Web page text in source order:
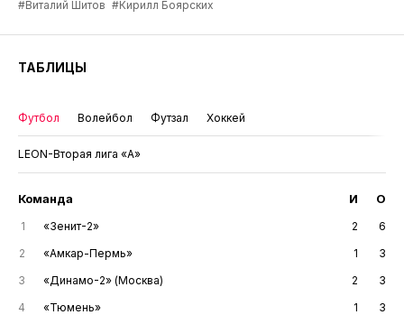
#Виталий Шитов #Кирилл Боярских
ТАБЛИЦЫ
Футбол Волейбол Футзал Хоккей
LEON-Вторая лига «А»
Команда И О
1 «Зенит-2» 2
6
2
«Амкар-Пермь» 1
3
3
«Динамо-2» (Москва) 2
3
4
«Тюмень» 1
3